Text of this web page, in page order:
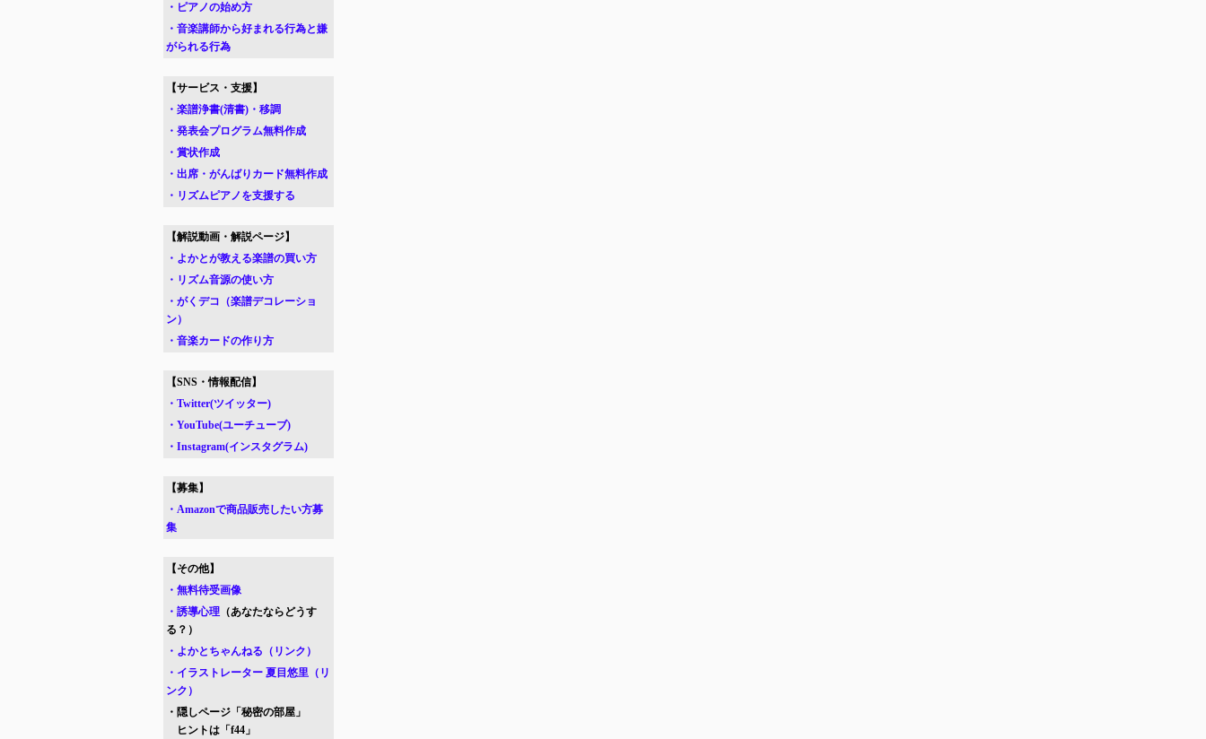
・ピアノの始め方
・音楽講師から好まれる行為と嫌
がられる行為
【サービス・支援】
・楽譜浄書(清書)・移調
・発表会プログラム無料作成
・賞状作成
・出席・がんばりカード無料作成
・リズムピアノを支援する
【解説動画・解説ページ】
・よかとが教える楽譜の買い方
・リズム音源の使い方
・がくデコ（楽譜デコレーショ
ン）
・音楽カードの作り方
【SNS・情報配信】
・Twitter(ツイッター)
・YouTube(ユーチューブ)
・Instagram(インスタグラム)
【募集】
・Amazonで商品販売したい方募
集
【その他】
・無料待受画像
・誘導心理 （あなたならどうす
る？）
・よかとちゃんねる（リンク）
・イラストレーター 夏目悠里（リ
ンク）
・隠しページ「秘密の部屋」
ヒントは「f44」